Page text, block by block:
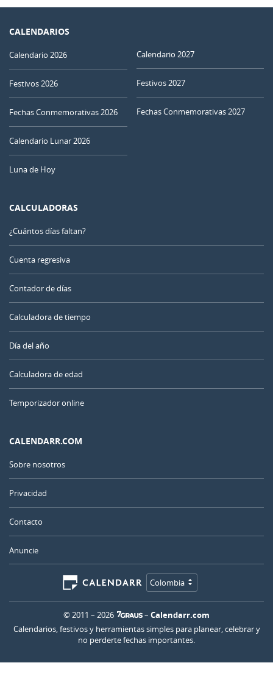
CALENDARIOS
Calendario 2026
Festivos 2026
Fechas Conmemorativas 2026
Calendario Lunar 2026
Luna de Hoy
Calendario 2027
Festivos 2027
Fechas Conmemorativas 2027
CALCULADORAS
¿Cuántos días faltan?
Cuenta regresiva
Contador de días
Calculadora de tiempo
Día del año
Calculadora de edad
Temporizador online
CALENDARR.COM
Sobre nosotros
Privacidad
Contacto
Anuncie
Colombia
© 2011 – 2026 – Calendarr.com
Calendarios, festivos y herramientas simples para planear, celebrar y
no perderte fechas importantes.